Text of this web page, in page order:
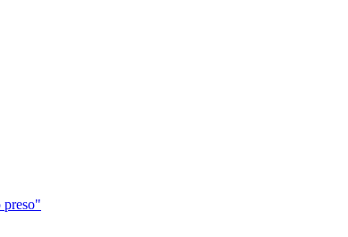
preso"